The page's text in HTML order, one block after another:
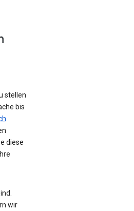
stellen
bis
diese
wir